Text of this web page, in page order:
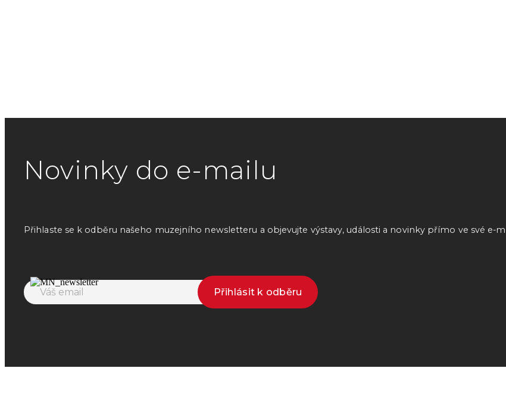
Novinky do e-mailu
Přihlaste se k odběru našeho muzejního newsletteru a objevujte výstavy, události a novinky přímo ve své e-
Přihlásit k odběru